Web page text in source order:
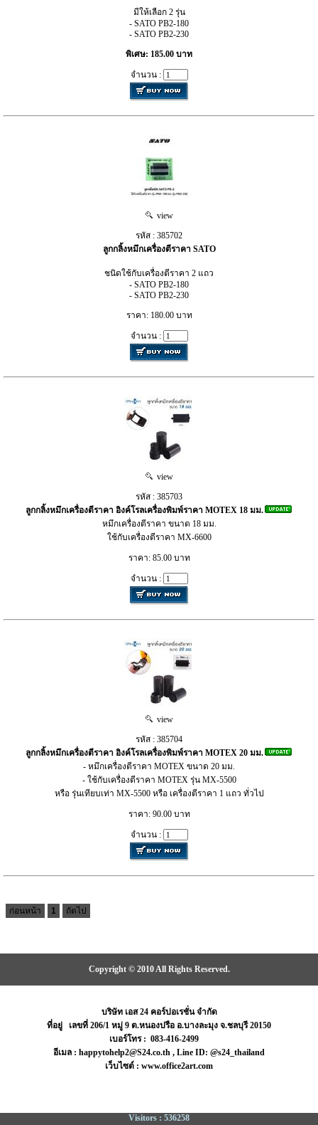
มีให้เลือก 2 รุ่น
- SATO PB2-180
- SATO PB2-230
พิเศษ: 185.00 บาท
จำนวน :
view
รหัส : 385702
ลูกกลิ้งหมึกเครื่องตีราคา SATO
ชนิดใช้กับเครื่องตีราคา 2 แถว
- SATO PB2-180
- SATO PB2-230
ราคา: 180.00 บาท
จำนวน :
view
รหัส : 385703
ลูกกลิ้งหมึกเครื่องตีราคา อิงค์โรลเครื่องพิมพ์ราคา MOTEX 18 มม.
หมึกเครื่องตีราคา ขนาด 18 มม.
ใช้กับเครื่องตีราคา MX-6600
ราคา: 85.00 บาท
จำนวน :
view
รหัส : 385704
ลูกกลิ้งหมึกเครื่องตีราคา อิงค์โรลเครื่องพิมพ์ราคา MOTEX 20 มม.
- หมึกเครื่องตีราคา MOTEX ขนาด 20 มม.
- ใช้กับเครื่องตีราคา MOTEX รุ่น MX-5500
หรือ รุ่นเทียบเท่า MX-5500 หรือ เครื่องตีราคา 1 แถว ทั่วไป
ราคา: 90.00 บาท
จำนวน :
ก่อนหน้า 1 ถัดไป
Copyright © 2010 All Rights Reserved.
บริษัท เอส 24 คอร์ปอเรชั่น จำกัด
ที่อยู่ เลขที่ 206/1 หมู่ 9 ต.หนองปรือ อ.บางละมุง จ.ชลบุรี 20150
เบอร์โทร : 083-416-2499
อีเมล : happytohelp2@S24.co.th , Line ID: @s24_thailand
เว็บไซต์ : www.office2art.com
Visitors : 536258